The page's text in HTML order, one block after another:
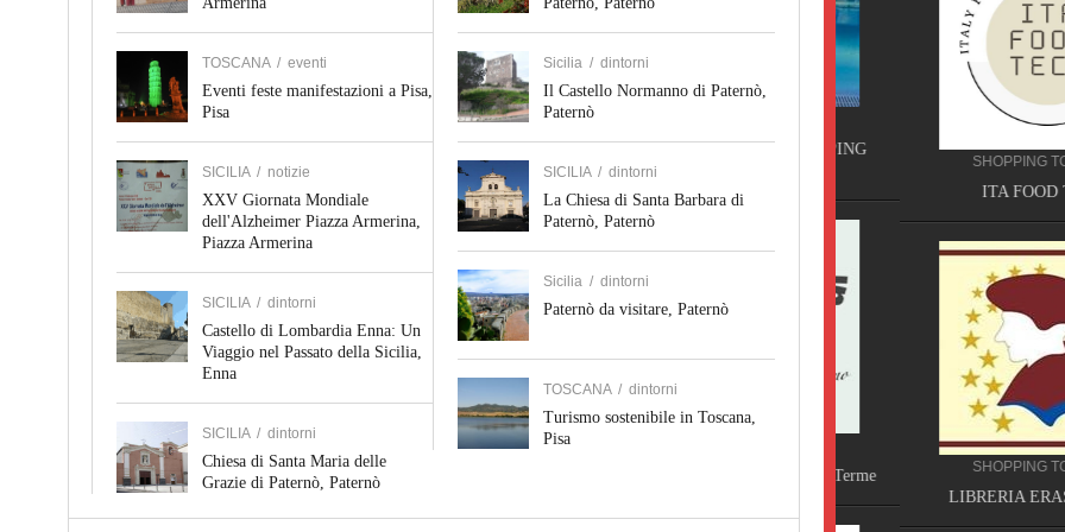
TOSCANA / eventi
Eventi feste manifestazioni a Pisa,
Pisa
SICILIA / notizie
XXV Giornata Mondiale
dell'Alzheimer Piazza Armerina,
Piazza Armerina
SICILIA / dintorni
Castello di Lombardia Enna: Un
Viaggio nel Passato della Sicilia,
Enna
SICILIA / dintorni
Chiesa di Santa Maria delle
Grazie di Paternò, Paternò
Sicilia / dintorni
Il Castello Normanno di Paternò,
Paternò
SICILIA / dintorni
La Chiesa di Santa Barbara di
Paternò, Paternò
Sicilia / dintorni
Paternò da visitare, Paternò
TOSCANA / dintorni
Turismo sostenibile in Toscana,
Pisa
VILLAGE, Pisa
SHOPPING TOSCANA
ITA FOOD TECH,
SHOPPING TOSCANA
LIBRERIA ERASMUS,